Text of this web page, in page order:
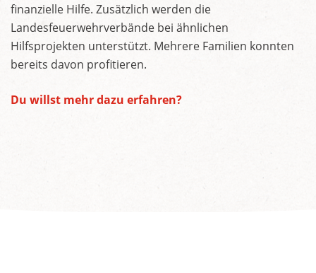
finanzielle Hilfe. Zusätzlich werden die
Landesfeuerwehrverbände bei ähnlichen
Hilfsprojekten unterstützt. Mehrere Familien konnten
bereits davon profitieren.
Du willst mehr dazu erfahren?